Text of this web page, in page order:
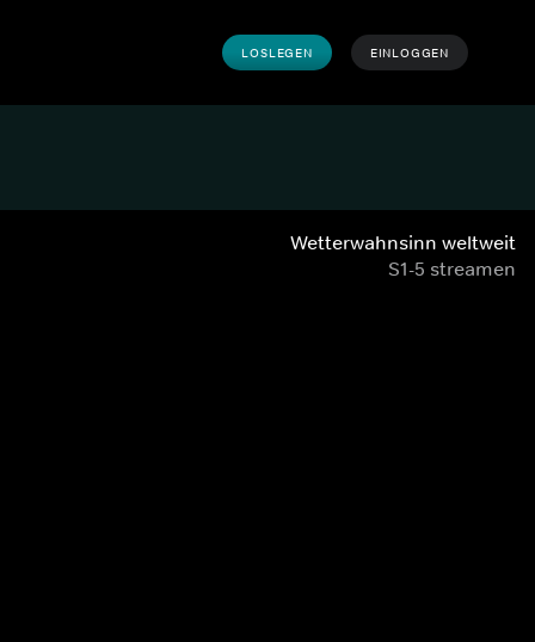
LOSLEGEN EINLOGGEN
Wetterwahnsinn weltweit
S1-5 streamen